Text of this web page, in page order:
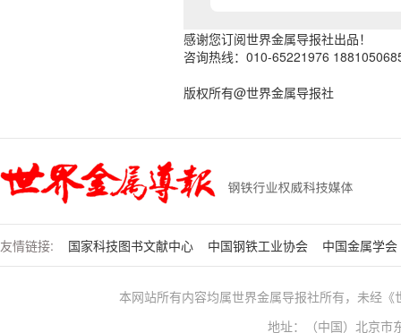
感谢您订阅世界金属导报社出品！
咨询热线：010-65221976
版权所有@世界金属导报社
友情链接: 国家科技图书文献中心 中国钢铁工业协会 中国金属学会
本网站所有内容均属世界金属导报社所有，未经
地址：（中国）北京市